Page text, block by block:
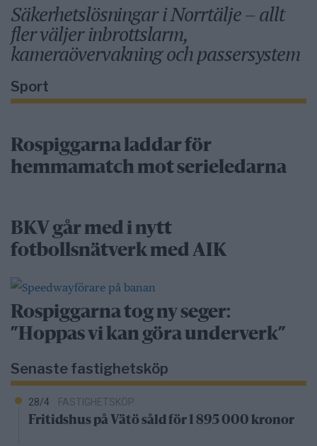
Säkerhetslösningar i Norrtälje – allt
fler väljer inbrottslarm,
kameraövervakning och passersystem
Sport
Rospiggarna laddar för
hemmamatch mot serieledarna
BKV går med i nytt
fotbollsnätverk med AIK
Rospiggarna tog ny seger:
”Hoppas vi kan göra underverk”
Senaste fastighetsköp
28/4 FASTIGHETSKÖP
Fritidshus på Vätö såld för 1 895 000 kronor